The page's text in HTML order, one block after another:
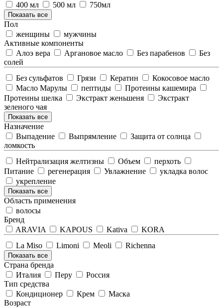
400 мл
500 мл 750мл
Показать все
Пол
женщины
мужчины
Активные компоненты
Алоэ вера
Аргановое масло Без парабенов
Без
солей
Без сульфатов
Грязи Кератин
Кокосовое масло
Масло Марулы
пептиды
Протеины кашемира
Протеины шелка
Экстракт женьшеня
Экстракт
зеленого чая
Показать все
Назначение
Выпадение
Выпрямление
Защита от солнца
ломкость
Нейтрализация желтизны
Объем
перхоть
Питание
регенерация Увлажнение
укладка волос
укрепление
Показать все
Область применения
волосы
Бренд
ARAVIA
KAPOUS Kativa
KORA
La Miso
Limoni Meoli Richenna
Показать все
Страна бренда
Италия
Перу
Россия
Тип средства
Кондиционер
Крем
Маска
Возраст